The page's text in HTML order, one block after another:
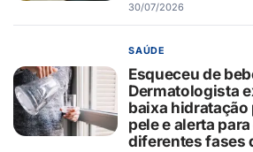
30/07/2026
SAÚDE
Esqueceu de
Dermatologista
baixa hidratação
pele e alerta
diferentes fases